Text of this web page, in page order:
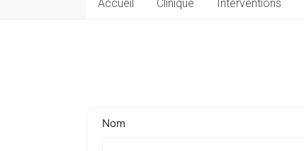
Accueil Clinique Interventions